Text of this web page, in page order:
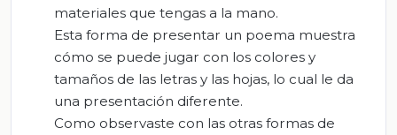
materiales que tengas a la mano.
Esta forma de presentar un poema muestra
cómo se puede jugar con los colores y
tamaños de las letras y las hojas, lo cual le da
una presentación diferente.
Como observaste con las otras formas de